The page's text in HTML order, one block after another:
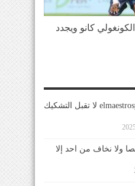
كانو ويجدد
مصداقية elmaestrosport لا تقبل التشكيك
ولا نخاف من احد إلا